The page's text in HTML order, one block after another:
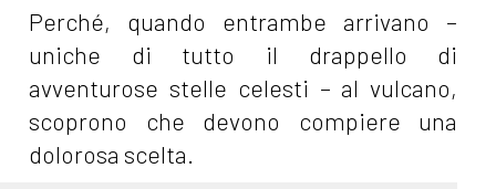
Perché, quando entrambe arrivano –
uniche di tutto il drappello di
avventurose stelle celesti – al vulcano,
scoprono che devono compiere una
dolorosa scelta.